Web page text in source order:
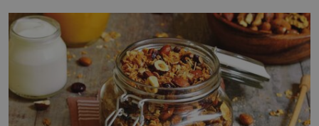
posypání Postup: Oddělte žloutky od bílků. Žloutky
vyšlehejte s cukrem do světlé pěny a postupně do nich
vmíchejte mascarpone, aby vznikl hladký